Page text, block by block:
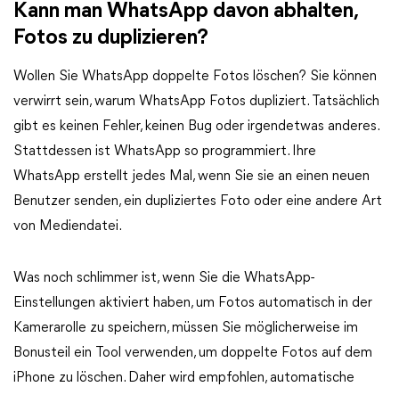
Kann man WhatsApp davon abhalten,
Fotos zu duplizieren?
Wollen Sie WhatsApp doppelte Fotos löschen? Sie können
verwirrt sein, warum WhatsApp Fotos dupliziert. Tatsächlich
gibt es keinen Fehler, keinen Bug oder irgendetwas anderes.
Stattdessen ist WhatsApp so programmiert. Ihre
WhatsApp erstellt jedes Mal, wenn Sie sie an einen neuen
Benutzer senden, ein dupliziertes Foto oder eine andere Art
von Mediendatei.
Was noch schlimmer ist, wenn Sie die WhatsApp-
Einstellungen aktiviert haben, um Fotos automatisch in der
Kamerarolle zu speichern, müssen Sie möglicherweise im
Bonusteil ein Tool verwenden, um doppelte Fotos auf dem
iPhone zu löschen. Daher wird empfohlen, automatische